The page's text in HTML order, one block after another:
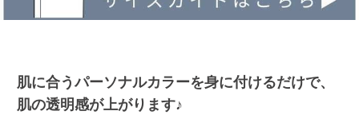
肌に合うパーソナルカラーを身に付けるだけで、
肌の透明感が上がります♪